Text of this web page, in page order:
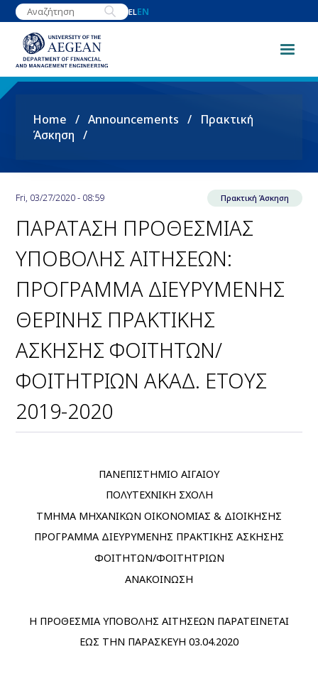
Skip
to
content
ELEN
Breadcrumb
Home Announcements
Πρακτική
Άσκηση
Fri, 03/27/2020 - 08:59 Πρακτική Άσκηση
ΠΑΡΑΤAΣΗ ΠΡΟΘΕΣΜΙΑΣ
ΥΠΟΒΟΛΗΣ ΑΙΤΗΣΕΩΝ:
ΠΡΟΓΡΑΜΜΑ ΔΙΕΥΡΥΜΕΝΗΣ
ΘΕΡΙΝΗΣ ΠΡΑΚΤΙΚΗΣ
ΑΣΚΗΣΗΣ ΦΟΙΤΗΤΩΝ/
ΦΟΙΤΗΤΡΙΩΝ ΑΚΑΔ. ΕΤΟΥΣ
2019-2020
ΠΑΝΕΠΙΣΤΗΜΙΟ ΑΙΓΑΙΟΥ
ΠΟΛΥΤΕΧΝΙΚΗ ΣΧΟΛΗ
ΤΜΗΜΑ ΜΗΧΑΝΙΚΩΝ ΟΙΚΟΝΟΜΙΑΣ & ΔΙΟΙΚΗΣΗΣ
ΠΡΟΓΡΑΜΜΑ ΔΙΕΥΡΥΜΕΝΗΣ ΠΡΑΚΤΙΚΗΣ ΑΣΚΗΣΗΣ
ΦΟΙΤΗΤΩΝ/ΦΟΙΤΗΤΡΙΩΝ
ΑΝΑΚΟΙΝΩΣΗ
Η ΠΡΟΘΕΣΜΙΑ ΥΠΟΒΟΛΗΣ ΑΙΤΗΣΕΩΝ ΠΑΡΑΤΕΙΝΕΤΑΙ
ΕΩΣ ΤΗΝ ΠΑΡΑΣΚΕΥΗ 03.04.2020